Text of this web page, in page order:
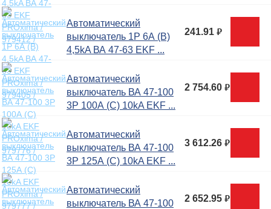
Автоматический
выключатель 1P 6А (В)
4,5kA ВА 47-63 EKF ...
241.91руб.
Автоматический
выключатель ВА 47-100
3P 100А (C) 10kA EKF ...
2 754.60руб.
Автоматический
выключатель ВА 47-100
3P 125А (C) 10kA EKF ...
3 612.26руб.
Автоматический
выключатель ВА 47-100
2 652.95руб.